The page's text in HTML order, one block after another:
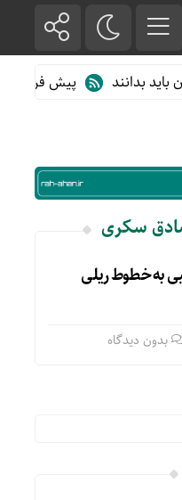
بدانند پیش فروش
سکری
به خطوط ریلی
بدون دیدگاه